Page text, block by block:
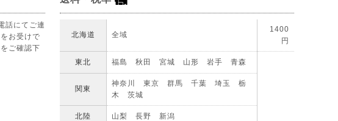
話にてご連
お受けで
ご確認下
北海道 全域
1400
円
東北 福島 秋田 宮城 山形 岩手 青森
関東
神奈川 東京 群馬 千葉 埼玉 栃
木 茨城
北陸 山梨 長野 新潟